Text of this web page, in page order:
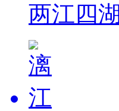
两江四湖